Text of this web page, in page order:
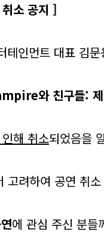
소 공지 ]
테인먼트 대표 김문
와 친구들:
해 취소되었음을
고려하여 공연 취
에 관심 주신 분들